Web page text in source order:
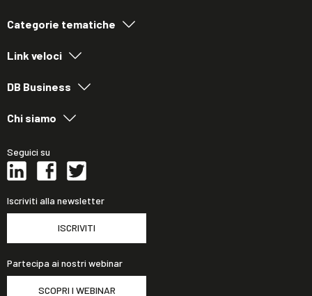
Categorie tematiche
Link veloci
DB Business
Chi siamo
Seguici su
Iscriviti alla newsletter
ISCRIVITI
Partecipa ai nostri webinar
SCOPRI I WEBINAR